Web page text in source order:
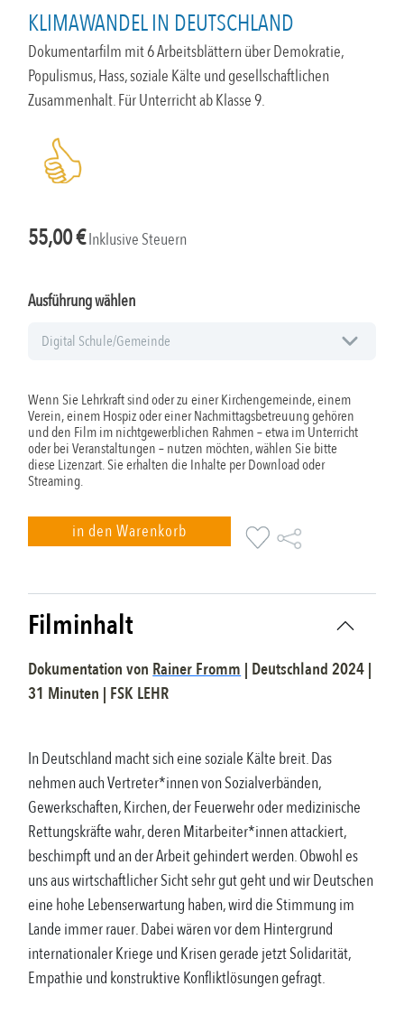
KLIMAWANDEL IN DEUTSCHLAND
Dokumentarfilm mit 6 Arbeitsblättern über Demokratie,
Populismus, Hass, soziale Kälte und gesellschaftlichen
Zusammenhalt. Für Unterricht ab Klasse 9.
55,00€Inklusive Steuern
Ausführung wählen
Wenn Sie Lehrkraft sind oder zu einer Kirchengemeinde, einem
Verein, einem Hospiz oder einer Nachmittagsbetreuung gehören
und den Film im nichtgewerblichen Rahmen – etwa im Unterricht
oder bei Veranstaltungen – nutzen möchten, wählen Sie bitte
diese Lizenzart. Sie erhalten die Inhalte per Download oder
Streaming.
in den Warenkorb
Filminhalt
Dokumentation vonRainer Fromm| Deutschland 2024 |
31 Minuten | FSK LEHR
In Deutschland macht sich eine soziale Kälte breit. Das
nehmen auch Vertreter*innen von Sozialverbänden,
Gewerkschaften, Kirchen, der Feuerwehr oder medizinische
Rettungskräfte wahr, deren Mitarbeiter*innen attackiert,
beschimpft und an der Arbeit gehindert werden. Obwohl es
uns aus wirtschaftlicher Sicht sehr gut geht und wir Deutschen
eine hohe Lebenserwartung haben, wird die Stimmung im
Lande immer rauer. Dabei wären vor dem Hintergrund
internationaler Kriege und Krisen gerade jetzt Solidarität,
Empathie und konstruktive Konfliktlösungen gefragt.